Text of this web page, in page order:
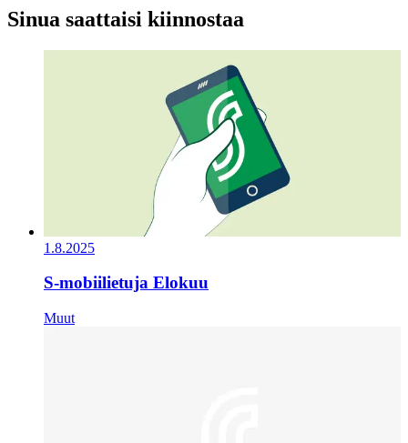
Sinua saattaisi kiinnostaa
1.8.2025
S-mobiilietuja Elokuu
Muut